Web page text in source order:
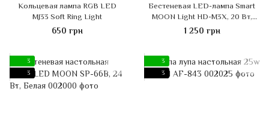
Кольцевая лампа RGB LED
MJ33 Soft Ring Light
650 грн
Бестеневая LED-лампа Smart
MOON Light HD-M3X, 20 Вт,
Белая
1 250 грн
3
3
3
3